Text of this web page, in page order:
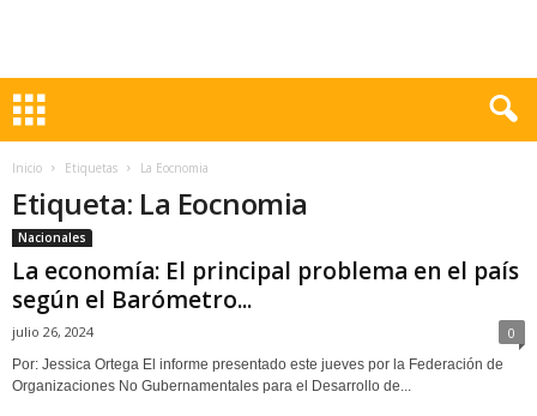
Inicio Etiquetas La Eocnomia
Etiqueta: La Eocnomia
Nacionales
La economía: El principal problema en el país
según el Barómetro...
julio 26, 2024 0
Por: Jessica Ortega El informe presentado este jueves por la Federación de
Organizaciones No Gubernamentales para el Desarrollo de...